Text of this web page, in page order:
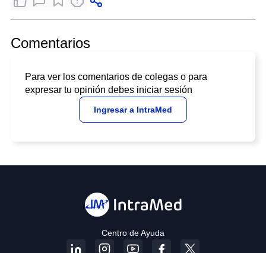
Comentarios
Para ver los comentarios de colegas o para
expresar tu opinión debes iniciar sesión
Ingresar a IntraMed
Centro de Ayuda